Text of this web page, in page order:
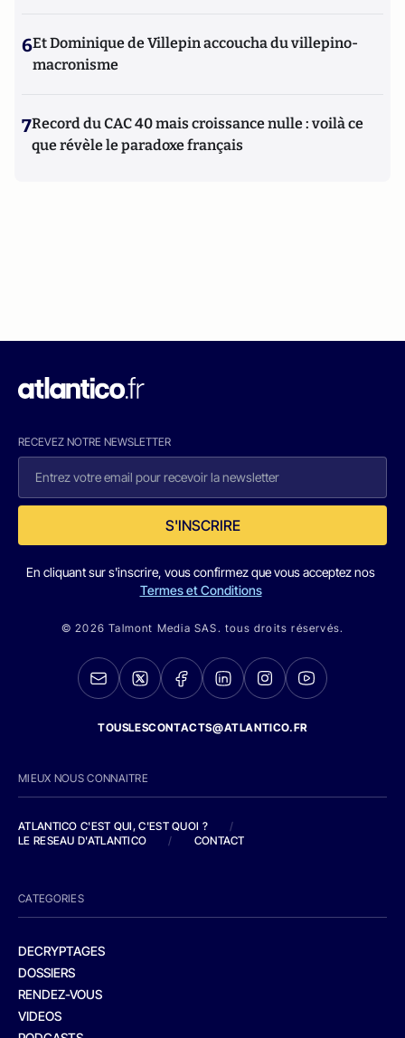
6Et Dominique de Villepin accoucha du villepino-
macronisme
7Record du CAC 40 mais croissance nulle : voilà ce
que révèle le paradoxe français
RECEVEZ NOTRE NEWSLETTER
S'INSCRIRE
En cliquant sur s'inscrire, vous confirmez que vous acceptez nos
Termes et Conditions
© 2026 Talmont Media SAS. tous droits réservés.
TOUSLESCONTACTS@ATLANTICO.FR
MIEUX NOUS CONNAITRE
ATLANTICO C'EST QUI, C'EST QUOI ?
/
LE RESEAU D'ATLANTICO
/ CONTACT
CATEGORIES
DECRYPTAGES
DOSSIERS
RENDEZ-VOUS
VIDEOS